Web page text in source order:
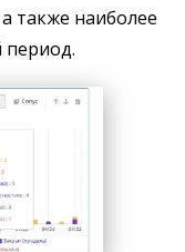
также наиболее
период.